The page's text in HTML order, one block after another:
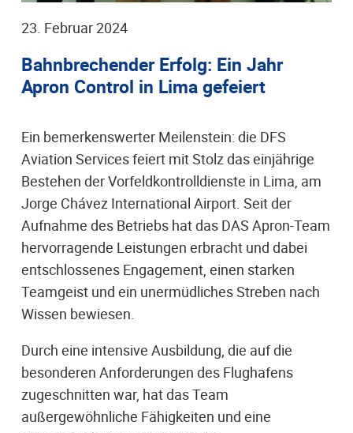
23. Februar 2024
Bahnbrechender Erfolg: Ein Jahr
Apron Control in Lima gefeiert
Ein bemerkenswerter Meilenstein: die DFS
Aviation Services feiert mit Stolz das einjährige
Bestehen der Vorfeldkontrolldienste in Lima, am
Jorge Chávez International Airport. Seit der
Aufnahme des Betriebs hat das DAS Apron-Team
hervorragende Leistungen erbracht und dabei
entschlossenes Engagement, einen starken
Teamgeist und ein unermüdliches Streben nach
Wissen bewiesen.
Durch eine intensive Ausbildung, die auf die
besonderen Anforderungen des Flughafens
zugeschnitten war, hat das Team
außergewöhnliche Fähigkeiten und eine